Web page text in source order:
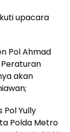
upacara
Pol Ahmad
akan
Pol Yully
Polda Metro